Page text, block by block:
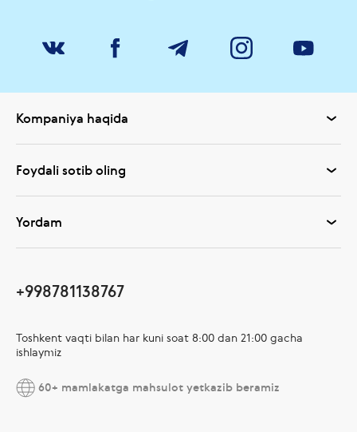
Kompaniya haqida
Foydali sotib oling
Yordam
+998781138767
Toshkent vaqti bilan har kuni soat 8:00 dan 21:00 gacha
ishlaymiz
60+ mamlakatga mahsulot yetkazib beramiz